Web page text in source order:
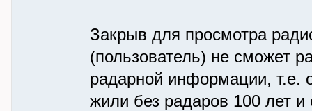
Закрыв для просмотра
(пользователь) не сможет
радарной информации, т.е.
жили без радаров 100 лет